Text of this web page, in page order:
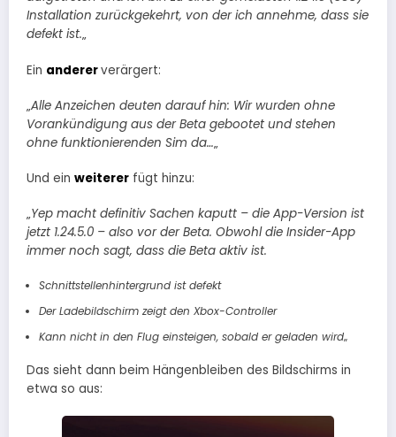
Installation zurückgekehrt, von der ich annehme, dass sie
defekt ist.„
Ein andererverärgert:
„Alle Anzeichen deuten darauf hin: Wir wurden ohne
Vorankündigung aus der Beta gebootet und stehen
ohne funktionierenden Sim da…„
Und ein weiterer fügt hinzu:
„Yep macht definitiv Sachen kaputt – die App-Version ist
jetzt 1.24.5.0 – also vor der Beta. Obwohl die Insider-App
immer noch sagt, dass die Beta aktiv ist.
Schnittstellenhintergrund ist defekt
Der Ladebildschirm zeigt den Xbox-Controller
Kann nicht in den Flug einsteigen, sobald er geladen wird„
Das sieht dann beim Hängenbleiben des Bildschirms in
etwa so aus: